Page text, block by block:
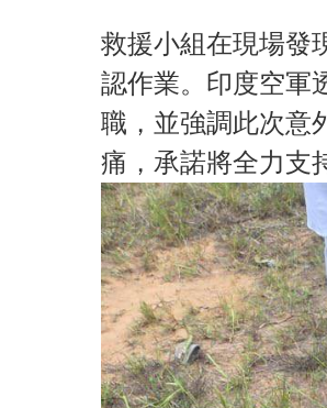
救援小組在現場發
認作業。印度空軍
職，並強調此次意
痛，承諾將全力支